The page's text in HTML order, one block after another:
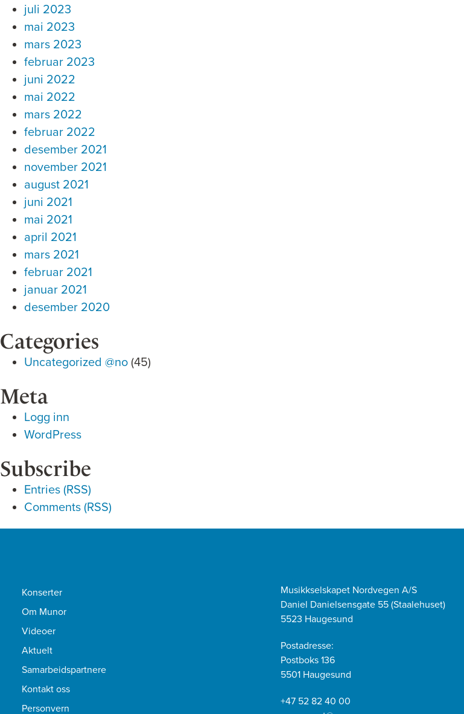
juli 2023
mai 2023
mars 2023
februar 2023
juni 2022
mai 2022
mars 2022
februar 2022
desember 2021
november 2021
august 2021
juni 2021
mai 2021
april 2021
mars 2021
februar 2021
januar 2021
desember 2020
Categories
Uncategorized @no (45)
Meta
Logg inn
WordPress
Subscribe
Entries (RSS)
Comments (RSS)
Konserter
Om Munor
Videoer
Aktuelt
Samarbeidspartnere
Kontakt oss
Personvern
Musikkselskapet Nordvegen A/S
Daniel Danielsensgate 55 (Staalehuset)
5523 Haugesund
Postadresse:
Postboks 136
5501 Haugesund
+47 52 82 40 00